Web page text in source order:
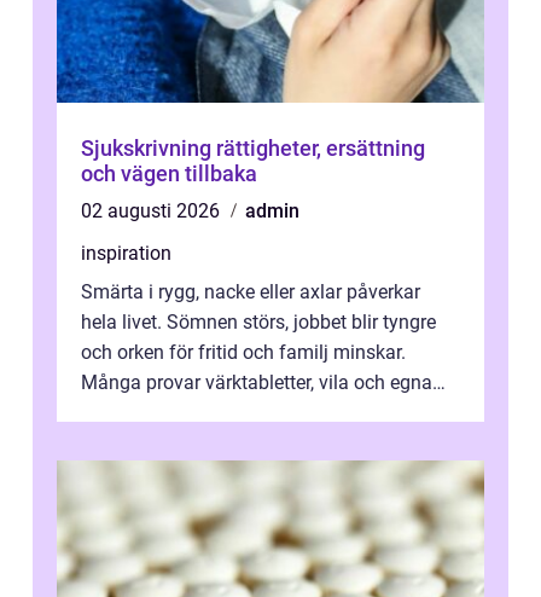
Sjukskrivning rättigheter, ersättning
och vägen tillbaka
02 augusti 2026
admin
inspiration
Smärta i rygg, nacke eller axlar påverkar
hela livet. Sömnen störs, jobbet blir tyngre
och orken för fritid och familj minskar.
Många provar värktabletter, vila och egna